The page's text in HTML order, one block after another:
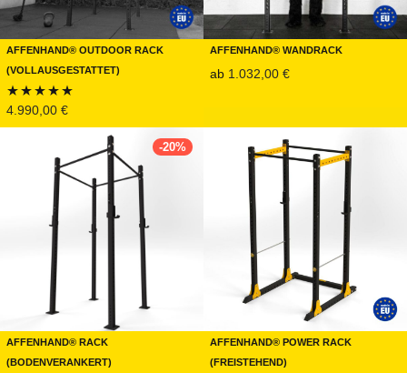
Affenhand® Outdoor Rack
(Vollausgestattet)
Bewertet mit
4.990,00 €
Affenhand® Wandrack
ab 1.032,00 €
-20%
Affenhand® Rack
(Bodenverankert)
Affenhand® Power Rack
(Freistehend)